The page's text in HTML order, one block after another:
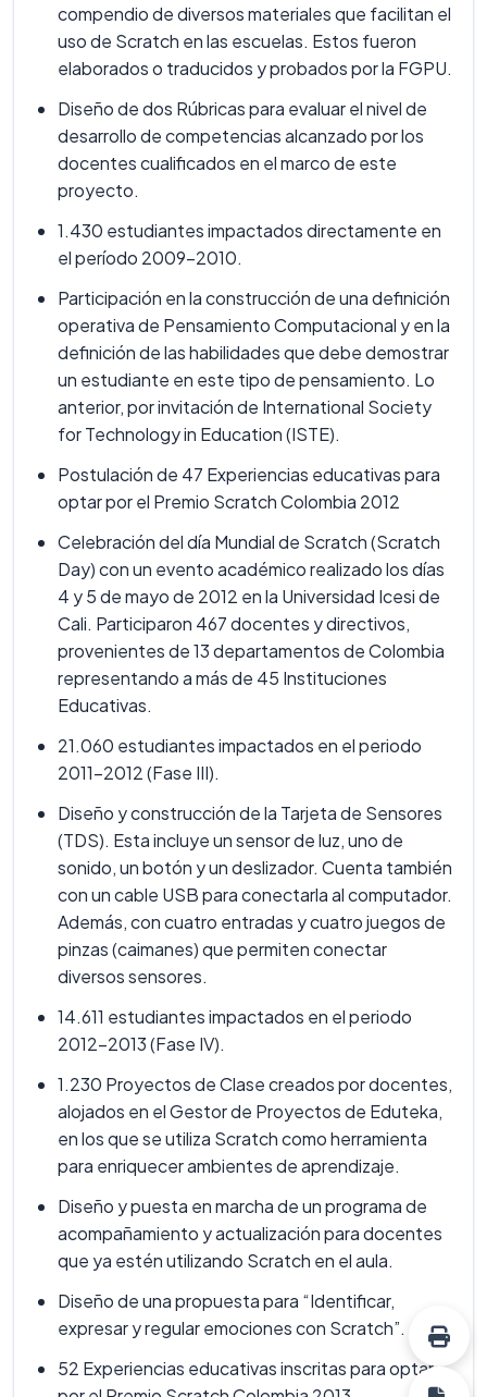
compendio de diversos materiales que facilitan el
uso de Scratch en las escuelas. Estos fueron
elaborados o traducidos y probados por la FGPU.
Diseño de dos Rúbricas para evaluar el nivel de
desarrollo de competencias alcanzado por los
docentes cualificados en el marco de este
proyecto.
1.430 estudiantes impactados directamente en
el período 2009-2010.
Participación en la construcción de una definición
operativa de Pensamiento Computacional y en la
definición de las habilidades que debe demostrar
un estudiante en este tipo de pensamiento. Lo
anterior, por invitación de International Society
for Technology in Education (ISTE).
Postulación de 47 Experiencias educativas para
optar por el Premio Scratch Colombia 2012
Celebración del día Mundial de Scratch (Scratch
Day) con un evento académico realizado los días
4 y 5 de mayo de 2012 en la Universidad Icesi de
Cali. Participaron 467 docentes y directivos,
provenientes de 13 departamentos de Colombia
representando a más de 45 Instituciones
Educativas.
21.060 estudiantes impactados en el periodo
2011-2012 (Fase III).
Diseño y construcción de la Tarjeta de Sensores
(TDS). Esta incluye un sensor de luz, uno de
sonido, un botón y un deslizador. Cuenta también
con un cable USB para conectarla al computador.
Además, con cuatro entradas y cuatro juegos de
pinzas (caimanes) que permiten conectar
diversos sensores.
14.611 estudiantes impactados en el periodo
2012-2013 (Fase IV).
1.230 Proyectos de Clase creados por docentes,
alojados en el Gestor de Proyectos de Eduteka,
en los que se utiliza Scratch como herramienta
para enriquecer ambientes de aprendizaje.
Diseño y puesta en marcha de un programa de
acompañamiento y actualización para docentes
que ya estén utilizando Scratch en el aula.
Diseño de una propuesta para “Identificar,
expresar y regular emociones con Scratch”.
52 Experiencias educativas inscritas para optar